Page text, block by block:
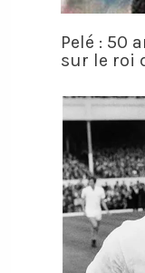
Pelé : 50
sur le roi